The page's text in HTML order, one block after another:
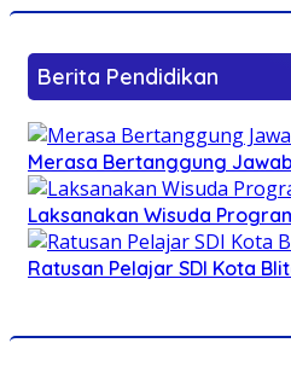
Berita Pendidikan
Merasa Bertanggung
Laksanakan Wisuda
Ratusan Pelajar SDI Kota